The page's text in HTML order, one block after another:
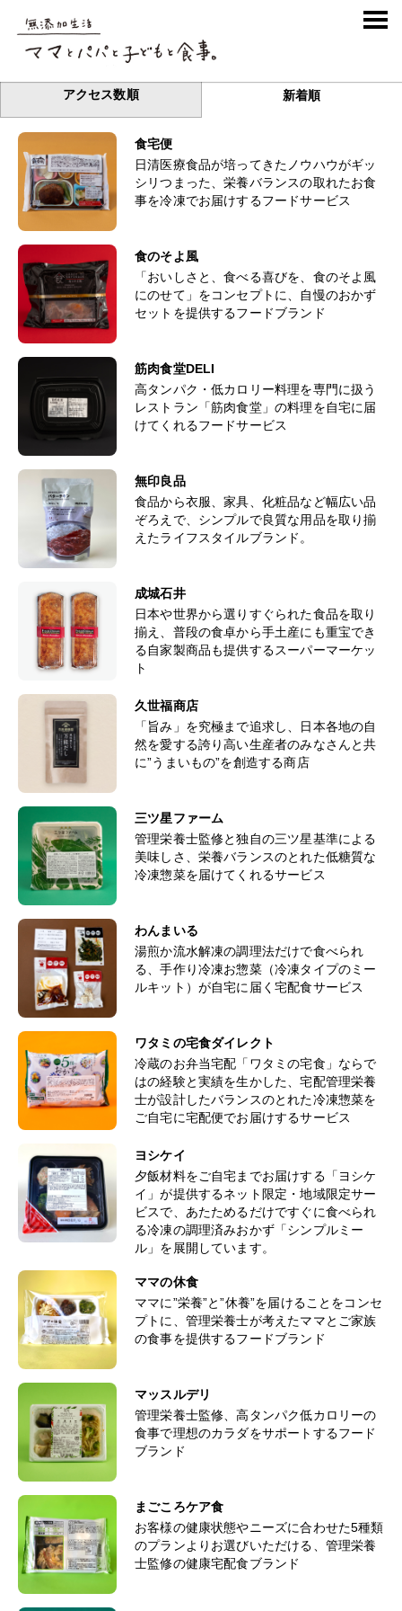
ブランド
アクセス数順 新着順
食宅便
日清医療食品が培ってきたノウハウがギッ
シリつまった、栄養バランスの取れたお食
事を冷凍でお届けするフードサービス
食のそよ風
「おいしさと、食べる喜びを、食のそよ風
にのせて」をコンセプトに、自慢のおかず
セットを提供するフードブランド
筋肉食堂DELI
高タンパク・低カロリー料理を専門に扱う
レストラン「筋肉食堂」の料理を自宅に届
けてくれるフードサービス
無印良品
食品から衣服、家具、化粧品など幅広い品
ぞろえで、シンプルで良質な用品を取り揃
えたライフスタイルブランド。
成城石井
日本や世界から選りすぐられた食品を取り
揃え、普段の食卓から手土産にも重宝でき
る自家製商品も提供するスーパーマーケッ
ト
久世福商店
「旨み」を究極まで追求し、日本各地の自
然を愛する誇り高い生産者のみなさんと共
に”うまいもの”を創造する商店
三ツ星ファーム
管理栄養士監修と独自の三ツ星基準による
美味しさ、栄養バランスのとれた低糖質な
冷凍惣菜を届けてくれるサービス
わんまいる
湯煎か流水解凍の調理法だけで食べられ
る、手作り冷凍お惣菜（冷凍タイプのミー
ルキット）が自宅に届く宅配食サービス
ワタミの宅食ダイレクト
冷蔵のお弁当宅配「ワタミの宅食」ならで
はの経験と実績を生かした、宅配管理栄養
士が設計したバランスのとれた冷凍惣菜を
ご自宅に宅配便でお届けするサービス
ヨシケイ
夕飯材料をご自宅までお届けする「ヨシケ
イ」が提供するネット限定・地域限定サー
ビスで、あたためるだけですぐに食べられ
る冷凍の調理済みおかず「シンプルミー
ル」を展開しています。
ママの休食
ママに”栄養”と”休養”を届けることをコンセ
プトに、管理栄養士が考えたママとご家族
の食事を提供するフードブランド
マッスルデリ
管理栄養士監修、高タンパク低カロリーの
食事で理想のカラダをサポートするフード
ブランド
まごころケア食
お客様の健康状態やニーズに合わせた5種類
のプランよりお選びいただける、管理栄養
士監修の健康宅配食ブランド